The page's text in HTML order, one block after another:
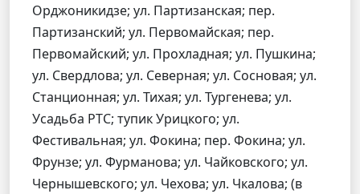
Орджоникидзе; ул. Партизанская; пер.
Партизанский; ул. Первомайская; пер.
Первомайский; ул. Прохладная; ул. Пушкина;
ул. Свердлова; ул. Северная; ул. Сосновая; ул.
Станционная; ул. Тихая; ул. Тургенева; ул.
Усадьба РТС; тупик Урицкого; ул.
Фестивальная; ул. Фокина; пер. Фокина; ул.
Фрунзе; ул. Фурманова; ул. Чайковского; ул.
Чернышевского; ул. Чехова; ул. Чкалова; (в